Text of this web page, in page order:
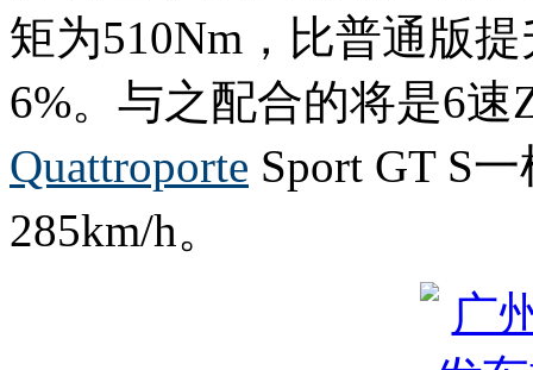
矩为510Nm，比普通版
6%。与之配合的将是6
Quattroporte Sport GT S
285km/h。